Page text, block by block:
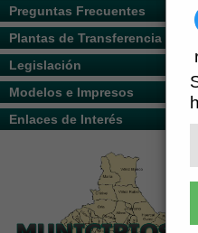
Preguntas Frecuentes
Plantas de Transferencia
Legislación
Modelos e Impresos
Enlaces de Interés